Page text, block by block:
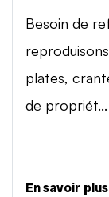
Besoin de
plates,
de propriét...
En savoir